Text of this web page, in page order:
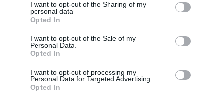
I want to opt-out of the Sharing of my
personal data.
Opted In
I want to opt-out of the Sale of my
Personal Data.
Opted In
I want to opt-out of processing my
Personal Data for Targeted Advertising.
Opted In
Székelyudvarhely Politika